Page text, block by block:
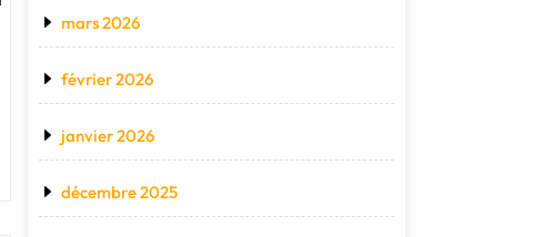
mars 2026
février 2026
janvier 2026
décembre 2025